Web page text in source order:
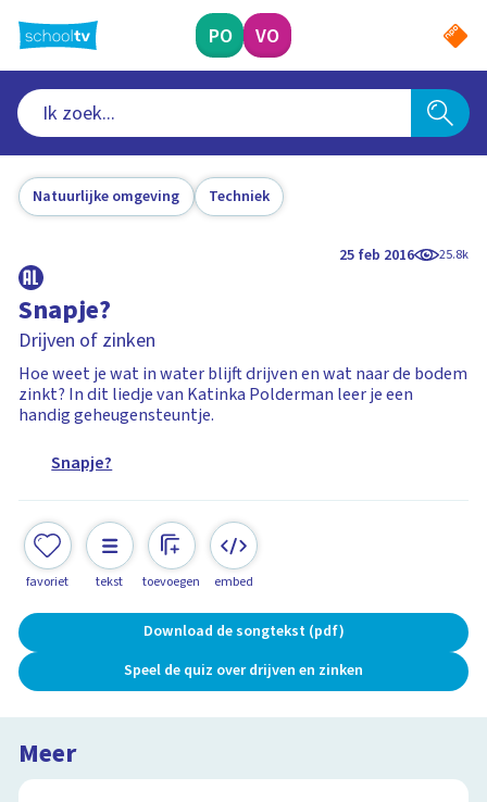
naar
hoofdinhoud
PO VO
Natuurlijke omgeving Techniek
25 feb 2016 25.8k
Snapje?
Drijven of zinken
Hoe weet je wat in water blijft drijven en wat naar de bodem
zinkt? In dit liedje van Katinka Polderman leer je een
handig geheugensteuntje.
Snapje?
favoriet tekst toevoegen embed
Download de songtekst (pdf)
Speel de quiz over drijven en zinken
Meer